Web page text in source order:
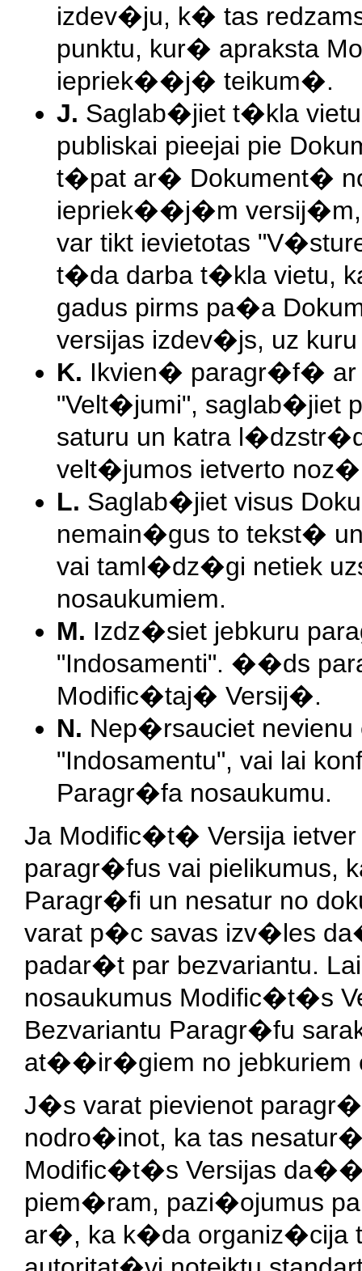
izdev�ju, k� tas
punktu, kur� apraksta
iepriek��j� teikum�.
J. Saglab�jiet t�kla
publiskai pieejai pie
t�pat ar� Dokument�
iepriek��j�m
var tikt ievietotas
t�da darba t�kla vietu,
gadus pirms pa�a
versijas izdev�js, uz
K. Ikvien� paragr�f� ar
"Velt�jumi", saglab�jiet
saturu un katra
velt�jumos ietverto
L. Saglab�jiet visus
nemain�gus to tekst�
vai taml�dz�gi netiek
nosaukumiem.
M. Izdz�siet jebkuru
"Indosamenti". ��ds
Modific�taj� Versij�.
N. Nep�rsauciet
"Indosamentu", vai lai
Paragr�fa nosaukumu.
Ja Modific�t� Versija
paragr�fus vai pielikumus,
Paragr�fi un nesatur no
varat p�c savas izv�les
padar�t par bezvariantu.
nosaukumus Modific�t�s
Bezvariantu Paragr�fu
at��ir�giem no jebkuriem
J�s varat pievienot
nodro�inot, ka tas
Modific�t�s Versijas
piem�ram, pazi�ojumus
ar�, ka k�da organiz�cija